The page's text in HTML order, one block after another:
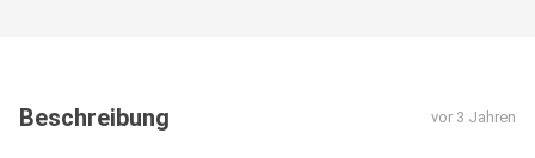
Beschreibung vor 3 Jahren